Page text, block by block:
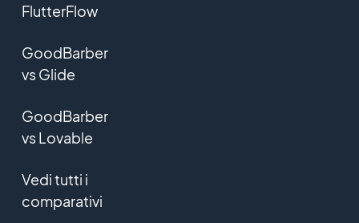
FlutterFlow
GoodBarber
vs Glide
GoodBarber
vs Lovable
Vedi tutti i
comparativi